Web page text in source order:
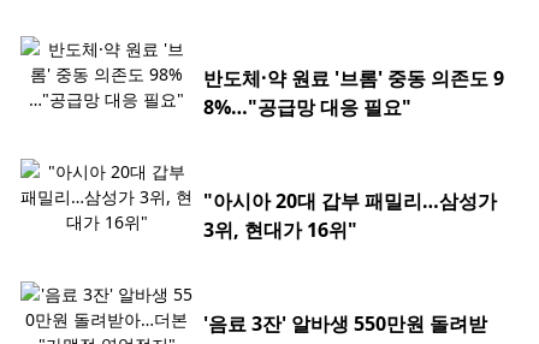
반도체·약 원료 '브롬' 중동 의존도 9
8%…"공급망 대응 필요"
"아시아 20대 갑부 패밀리…삼성가
3위, 현대가 16위"
'음료 3잔' 알바생 550만원 돌려받